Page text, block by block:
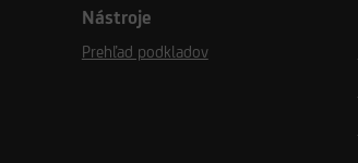
Nástroje
Prehľad podkladov